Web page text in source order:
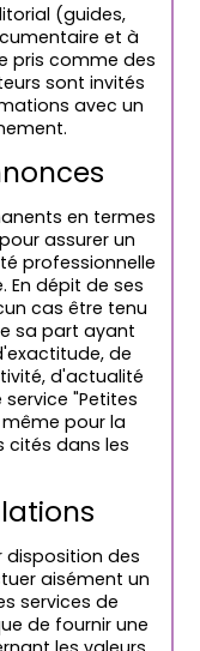
(guides,
et à
pris comme des
sont invités
avec un
en termes
assurer un
professionnelle
En dépit de ses
cas être tenu
sa part ayant
de
d'actualité
"Petites
même pour la
cités dans les
disposition des
aisément un
services de
de fournir une